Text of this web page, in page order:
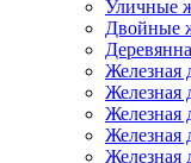
Уличные
Двойные
Железная
Железная
Железная
Железная
Железная